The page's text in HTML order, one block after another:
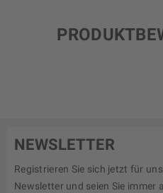
NEWSLETTER
Registrieren Sie sich jetzt für
Newsletter und seien Sie immer